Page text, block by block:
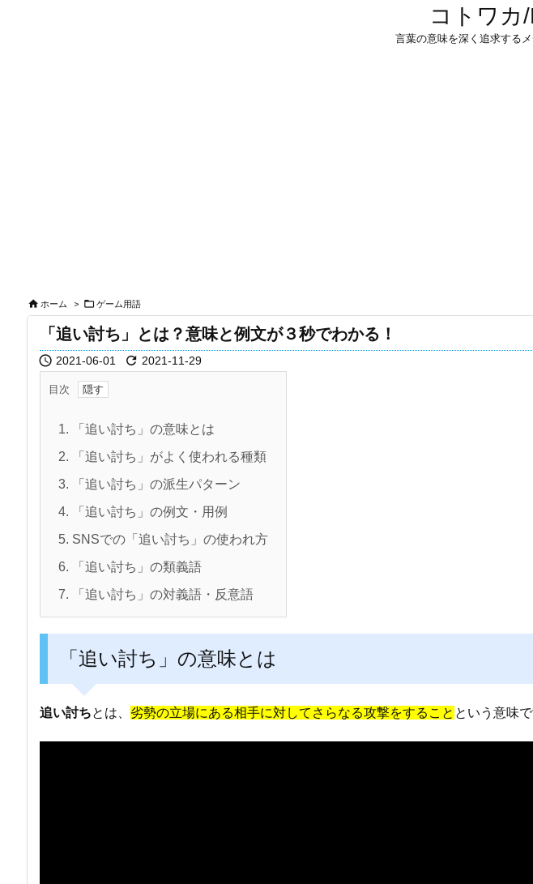
コトワカ
言葉の意味を深く追求する
 ホーム >  ゲーム用語
「追い討ち」とは？意味と例文が３秒でわかる！
 2021-06-01  2021-11-29
目次
1. 「追い討ち」の意味とは
2. 「追い討ち」がよく使われる種類
3. 「追い討ち」の派生パターン
4. 「追い討ち」の例文・用例
5. SNSでの「追い討ち」の使われ方
6. 「追い討ち」の類義語
7. 「追い討ち」の対義語・反意語
「追い討ち」の意味とは
追い討ちとは、 劣勢の立場にある相手に対してさらなる攻撃をすること という意味で